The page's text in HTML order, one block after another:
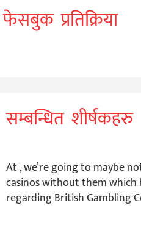
फेसबुक प्रतिक्रिया
सम्बन्धित शीर्षकहरु
At , we’re going to maybe
casinos without them
regarding British Gambling